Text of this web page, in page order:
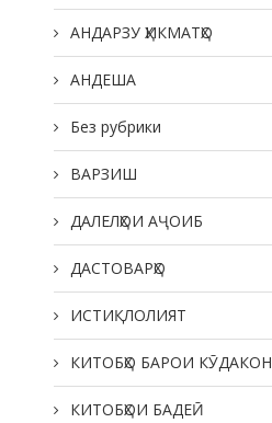
АНДАРЗУ ҲИКМАТҲО
АНДЕША
Без рубрики
ВАРЗИШ
ДАЛЕЛҲОИ АҶОИБ
ДАСТОВАРҲО
ИСТИҚЛОЛИЯТ
КИТОБҲО БАРОИ КӮДАКОН
КИТОБҲОИ БАДЕӢ